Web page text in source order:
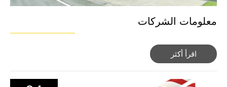
معلومات الشركات
اقرأ أكثر